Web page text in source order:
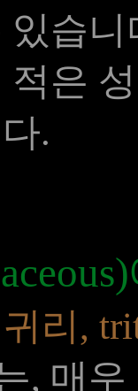
있습
은
.
리,
, 매